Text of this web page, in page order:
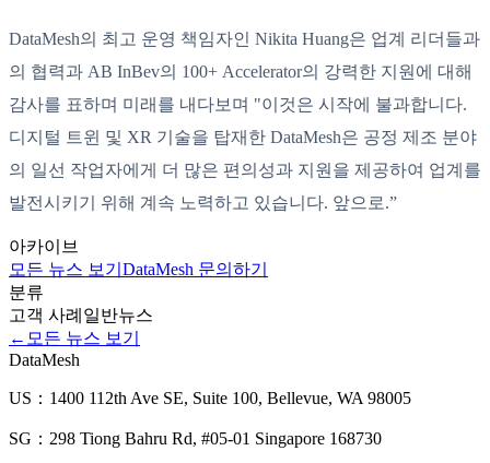
DataMesh의 최고 운영 책임자인 Nikita Huang은 업계 리더들과
의 협력과 AB InBev의 100+ Accelerator의 강력한 지원에 대해
감사를 표하며 미래를 내다보며 "이것은 시작에 불과합니다.
디지털 트윈 및 XR 기술을 탑재한 DataMesh은 공정 제조 분야
의 일선 작업자에게 더 많은 편의성과 지원을 제공하여 업계를
발전시키기 위해 계속 노력하고 있습니다. 앞으로.”
아카이브
모든 뉴스 보기 DataMesh 문의하기
분류
고객 사례 일반뉴스
← 모든 뉴스 보기
DataMesh
US：1400 112th Ave SE, Suite 100, Bellevue, WA 98005
SG：298 Tiong Bahru Rd, #05-01 Singapore 168730